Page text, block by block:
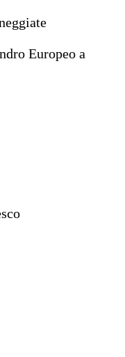
Europeo a